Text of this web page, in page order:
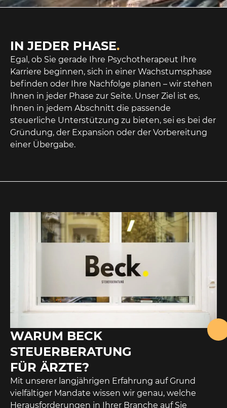
IN JEDER PHASE.
Egal, ob Sie gerade Ihre Psychotherapeut Ihre
Karriere beginnen, sich in einer Wachstumsphase
befinden oder Ihre Nachfolge planen – wir stehen
Ihnen in jeder Phase zur Seite. Unser Ziel ist es,
Ihnen in jedem Abschnitt die passende
steuerliche Unterstützung zu bieten, sei es bei der
Gründung, der Expansion oder der Vorbereitung
einer Übergabe.
WARUM BECK
STEUERBERATUNG
FÜR ÄRZTE?
Mit unserer langjährigen Erfahrung auf Grund
vielfältiger Mandate wissen wir genau, welche
Herausforderungen in Ihrer Branche auf Sie